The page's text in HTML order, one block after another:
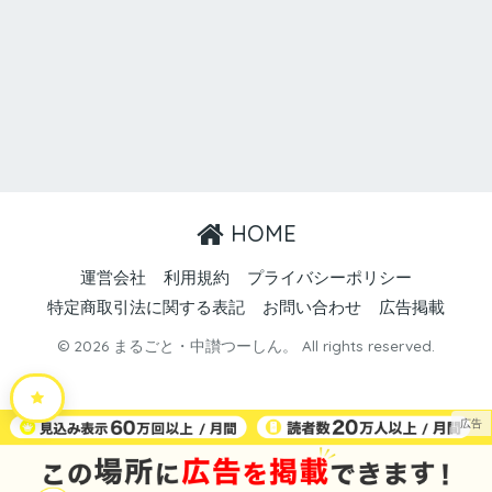
HOME
運営会社 利用規約
プライバシーポリシー
特定商取引法に関する表記
お問い合わせ 広告掲載
© 2026 まるごと・中讃つーしん。 All rights reserved.